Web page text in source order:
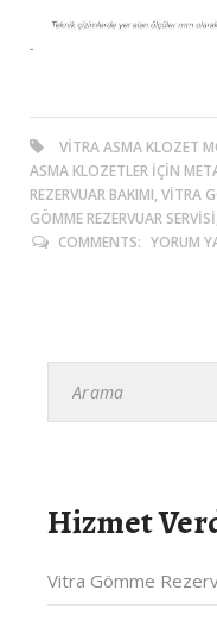
VITRA ASMA KLOZET
ASMA KLOZETLER İÇIN
REZERVUAR BAKIMI, VITRA
GÖMME REZERVUAR
COMMENTS: YORUM
Hizmet
Vitra Gömme